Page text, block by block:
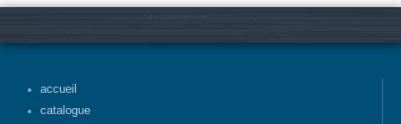
accueil
catalogue